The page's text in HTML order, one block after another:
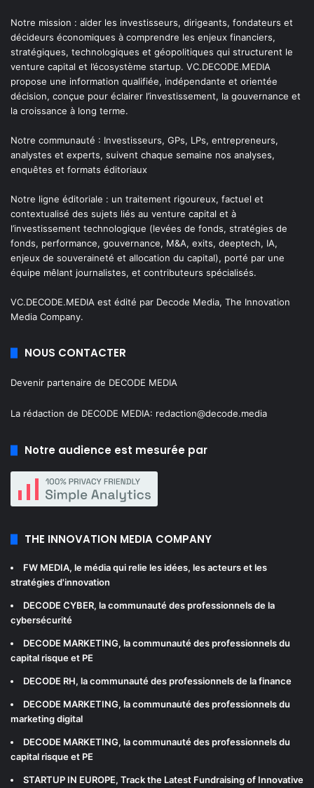
Notre mission : aider les investisseurs, dirigeants, fondateurs et
décideurs économiques à comprendre les enjeux financiers,
stratégiques, technologiques et géopolitiques qui structurent le
venture capital et l’écosystème startup. VC.DECODE.MEDIA
propose une information qualifiée, indépendante et orientée
décision, conçue pour éclairer l’investissement, la gouvernance et
la croissance à long terme.
Notre communauté : Investisseurs, GPs, LPs, entrepreneurs,
analystes et experts, suivent chaque semaine nos analyses,
enquêtes et formats éditoriaux
Notre ligne éditoriale : un traitement rigoureux, factuel et
contextualisé des sujets liés au venture capital et à
l’investissement technologique (levées de fonds, stratégies de
fonds, performance, gouvernance, M&A, exits, deeptech, IA,
enjeux de souveraineté et allocation du capital), porté par une
équipe mêlant journalistes, et contributeurs spécialisés.
VC.DECODE.MEDIA est édité par Decode Media, The Innovation
Media Company.
NOUS CONTACTER
Devenir partenaire de DECODE MEDIA
La rédaction de DECODE MEDIA: redaction@decode.media
Notre audience est mesurée par
THE INNOVATION MEDIA COMPANY
FW MEDIA, le média qui relie les idées, les acteurs et les
stratégies d'innovation
DECODE CYBER, la communauté des professionnels de la
cybersécurité
DECODE MARKETING, la communauté des professionnels du
capital risque et PE
DECODE RH, la communauté des professionnels de la finance
DECODE MARKETING, la communauté des professionnels du
marketing digital
DECODE MARKETING, la communauté des professionnels du
capital risque et PE
STARTUP IN EUROPE, Track the Latest Fundraising of Innovative